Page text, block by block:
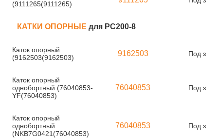
(9111265(9111265)
КАТКИ ОПОРНЫЕ для PC200-8
Каток опорный
(9162503(9162503)
9162503 Под
Каток опорный
однобортный (76040853-
YF(76040853)
76040853 Под
Каток опорный
однобортный
(NKB7G0421(76040853)
76040853 Под